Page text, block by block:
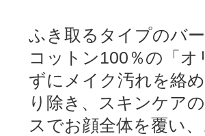
ふき取るタイプのバ
コットン100％の「
ずにメイク汚れを絡
り除き、スキンケア
スでお顔全体を覆い